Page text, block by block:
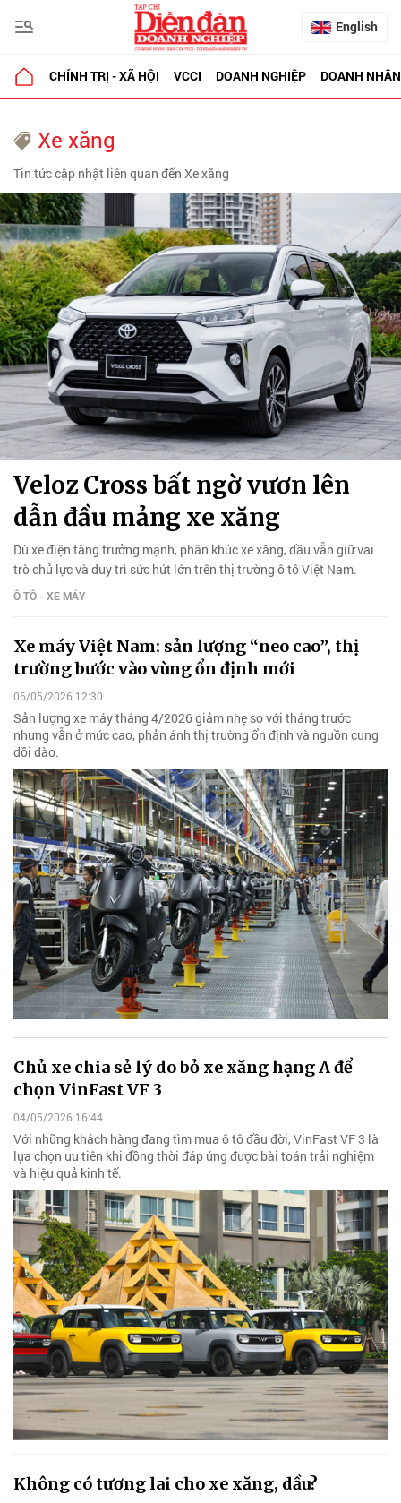
English
CHÍNH TRỊ - XÃ HỘI VCCI DOANH NGHIỆP DOANH NHÂN
Xe xăng
Tin tức cập nhật liên quan đến Xe xăng
Veloz Cross bất ngờ vươn lên
dẫn đầu mảng xe xăng
Dù xe điện tăng trưởng mạnh, phân khúc xe xăng, dầu vẫn giữ vai
trò chủ lực và duy trì sức hút lớn trên thị trường ô tô Việt Nam.
Ô TÔ - XE MÁY
Xe máy Việt Nam: sản lượng “neo cao”, thị
trường bước vào vùng ổn định mới
06/05/2026 12:30
Sản lượng xe máy tháng 4/2026 giảm nhẹ so với tháng trước
nhưng vẫn ở mức cao, phản ánh thị trường ổn định và nguồn cung
dồi dào.
Chủ xe chia sẻ lý do bỏ xe xăng hạng A để
chọn VinFast VF 3
04/05/2026 16:44
Với những khách hàng đang tìm mua ô tô đầu đời, VinFast VF 3 là
lựa chọn ưu tiên khi đồng thời đáp ứng được bài toán trải nghiệm
và hiệu quả kinh tế.
Không có tương lai cho xe xăng, dầu?